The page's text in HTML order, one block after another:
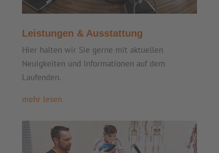
Leistungen & Ausstattung
Hier halten wir Sie gerne mit aktuellen
Neuigkeiten und Informationen auf dem
Laufenden.
mehr lesen